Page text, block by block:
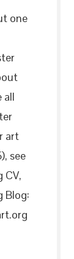
one
all
art
see
CV,
Blog: